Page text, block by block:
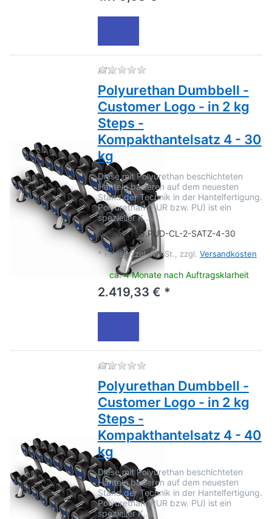
ATX Zu diesem Produkt liegen
Polyurethan Dumbbell -
Customer Logo - in 2 kg
Steps -
Kompakthantelsatz 4 - 30
kg
Diese mit Polyurethan beschichteten
Hanteln basieren auf dem neuesten
Stand der Technik in der Hantelfertigung.
Polyurethan (PUR bzw. PU) ist ein
spezieller K…
Art.-Nr.159.PUD-CL-2-SATZ-4-30
* Preise zzgl. MwSt., zzgl. Versandkosten
ca. 4 Monate nach Auftragsklarheit
2.419,33 € *
ATX Zu diesem Produkt liegen
Polyurethan Dumbbell -
Customer Logo - in 2 kg
Steps -
Kompakthantelsatz 4 - 40
kg
Diese mit Polyurethan beschichteten
Hanteln basieren auf dem neuesten
Stand der Technik in der Hantelfertigung.
Polyurethan (PUR bzw. PU) ist ein
spezieller K…